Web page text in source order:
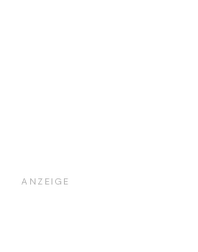
ANZEIGE